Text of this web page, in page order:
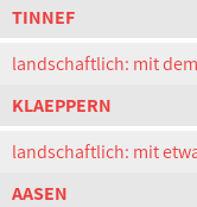
TINNEF
landschaftlich: mit
KLAEPPERN
landschaftlich: mit
AASEN